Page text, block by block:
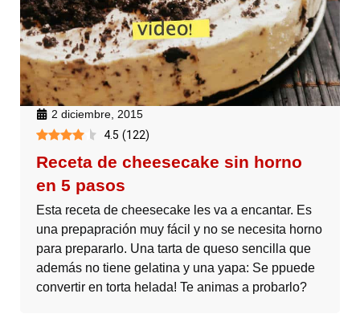
2 diciembre, 2015
4.5 (122)
Receta de cheesecake sin horno
en 5 pasos
Esta receta de cheesecake les va a encantar. Es
una prepapración muy fácil y no se necesita horno
para prepararlo. Una tarta de queso sencilla que
además no tiene gelatina y una yapa: Se ppuede
convertir en torta helada! Te animas a probarlo?